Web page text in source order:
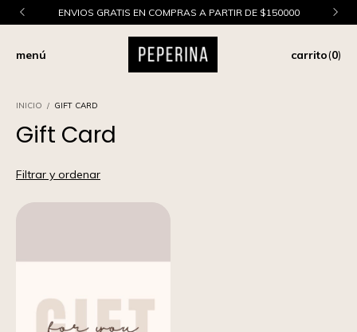
ENVIOS GRATIS EN COMPRAS A PARTIR DE $150000
menú carrito(0)
INICIO / GIFT CARD
Gift Card
Filtrar y ordenar